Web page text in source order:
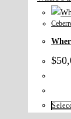
$